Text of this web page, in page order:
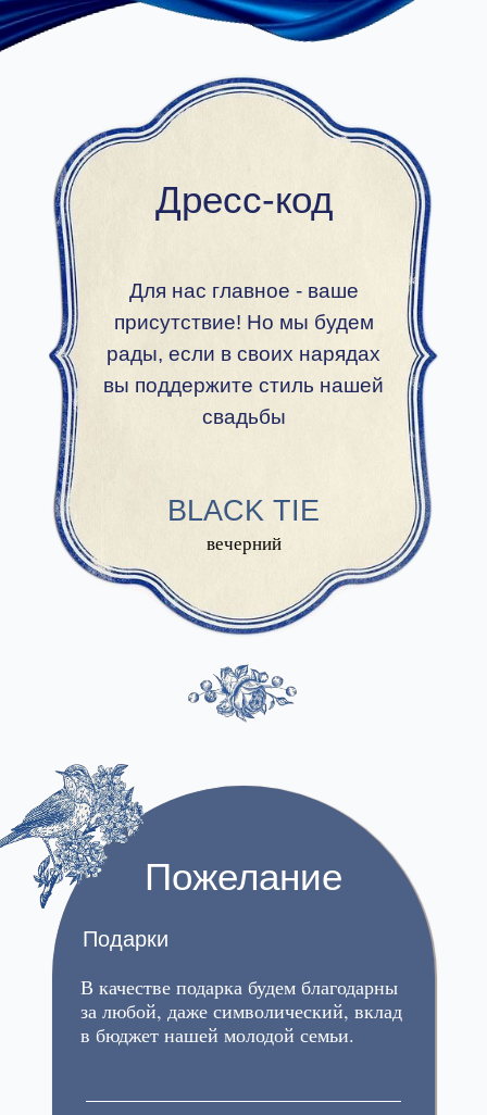
Дресс-код
Для нас главное - ваше
присутствие! Но мы будем
рады, если в своих нарядах
вы поддержите стиль нашей
свадьбы
вечерний
BLACK TIE
Пожелание
В качестве подарка будем благодарны
за любой, даже символический, вклад
в бюджет нашей молодой семьи.
Подарки